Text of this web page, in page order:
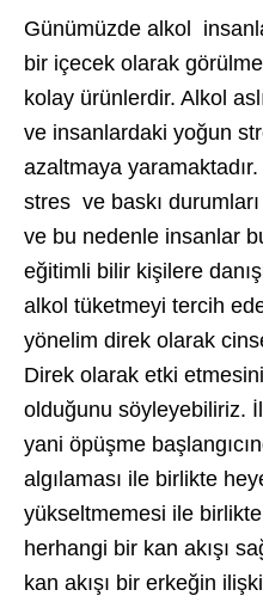
Günümüzde alkol
bir içecek olarak
kolay ürünlerdir. Alkol
ve insanlardaki yoğun
azaltmaya
stres ve baskı
ve bu nedenle insanlar
eğitimli bilir kişilere
alkol tüketmeyi tercih
yönelim direk olarak
Direk olarak etki
olduğunu söyleyebiliriz.
yani öpüşme
algılaması ile birlikte
yükseltmemesi ile
herhangi bir kan akışı
kan akışı bir erkeğin